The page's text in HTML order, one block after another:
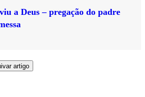
a Deus – pregação do padre
artigo